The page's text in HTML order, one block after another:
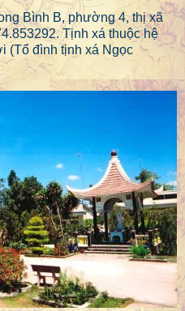
Bình B, phường 4, thị xã
Tịnh xá thuộc hệ
(Tổ đình tịnh xá Ngọc